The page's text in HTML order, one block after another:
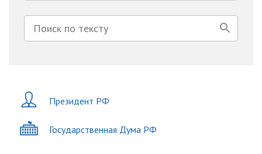
Президент РФ
Государственная Дума РФ